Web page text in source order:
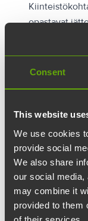
Consent
This website
We use cookies
provide social
We also share
our social media,
may combine it
provided to them
opastavat
kiinteistössä